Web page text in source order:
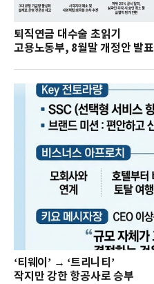
퇴직연금 대수술 초읽기
고용노동부, 8월말 개정안 발표
‘티웨이’ → ‘트리니티’
작지만 강한 항공사로 승부